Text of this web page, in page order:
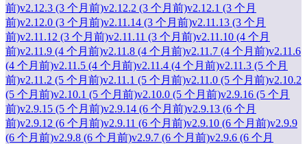
前)v2.12.3 (3 个月前)v2.12.2 (3 个月前)v2.12.1 (3 个月
前)v2.12.0 (3 个月前)v2.11.14 (3 个月前)v2.11.13 (3 个月
前)v2.11.12 (3 个月前)v2.11.11 (3 个月前)v2.11.10 (4 个月
前)v2.11.9 (4 个月前)v2.11.8 (4 个月前)v2.11.7 (4 个月前)v2.11.6
(4 个月前)v2.11.5 (4 个月前)v2.11.4 (4 个月前)v2.11.3 (5 个月
前)v2.11.2 (5 个月前)v2.11.1 (5 个月前)v2.11.0 (5 个月前)v2.10.2
(5 个月前)v2.10.1 (5 个月前)v2.10.0 (5 个月前)v2.9.16 (5 个月
前)v2.9.15 (5 个月前)v2.9.14 (6 个月前)v2.9.13 (6 个月
前)v2.9.12 (6 个月前)v2.9.11 (6 个月前)v2.9.10 (6 个月前)v2.9.9
(6 个月前)v2.9.8 (6 个月前)v2.9.7 (6 个月前)v2.9.6 (6 个月